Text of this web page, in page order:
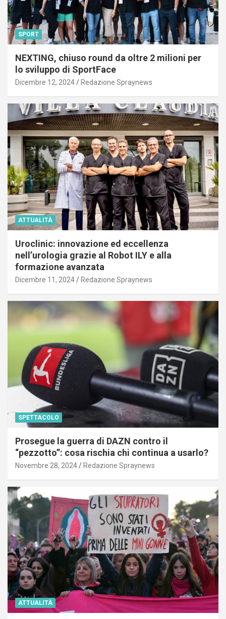
SPORT
NEXTING, chiuso round da oltre 2 milioni per
lo sviluppo di SportFace
Dicembre 12, 2024 Redazione Spraynews
ATTUALITÀ
Uroclinic: innovazione ed eccellenza
nell’urologia grazie al Robot ILY e alla
formazione avanzata
Dicembre 11, 2024 Redazione Spraynews
SPETTACOLO
Prosegue la guerra di DAZN contro il
“pezzotto”: cosa rischia chi continua a usarlo?
Novembre 28, 2024 Redazione Spraynews
ATTUALITÀ